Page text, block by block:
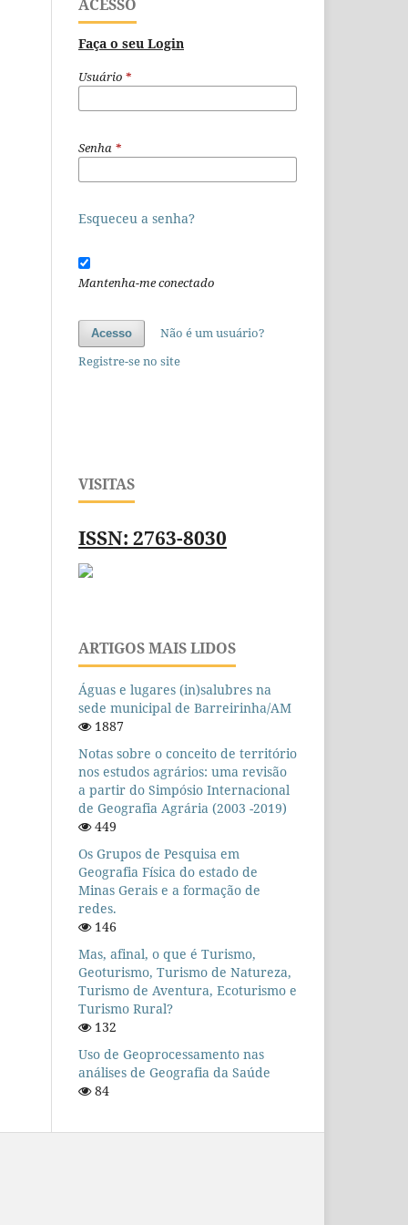
ACESSO
Faça o seu Login
Usuário *
Senha *
Esqueceu a senha?
Mantenha-me conectado
Acesso
Não é um usuário?
Registre-se no site
VISITAS
ISSN: 2763-8030
ARTIGOS MAIS LIDOS
Águas e lugares (in)salubres na
sede municipal de Barreirinha/AM
1887
Notas sobre o conceito de território
nos estudos agrários: uma revisão
a partir do Simpósio Internacional
de Geografia Agrária (2003 -2019)
449
Os Grupos de Pesquisa em
Geografia Física do estado de
Minas Gerais e a formação de
redes.
146
Mas, afinal, o que é Turismo,
Geoturismo, Turismo de Natureza,
Turismo de Aventura, Ecoturismo e
Turismo Rural?
132
Uso de Geoprocessamento nas
análises de Geografia da Saúde
84